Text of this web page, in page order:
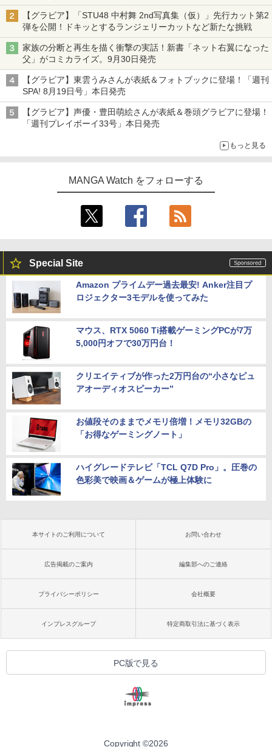
【グラビア】「STU48 中村舞 2nd写真集（仮）」先行カット第2
弾を公開！ドキッとするランジェリーカットなど新たな挑戦
家族の分断と再生を描く衝撃の実話！新書「ネット右翼になった
父」がコミカライズ。9月30日発売
【グラビア】東雲うみさんが表紙＆フォトブックに登場！「週刊
SPA! 8月19日号」本日発売
【グラビア】声優・豊田萌絵さんが表紙＆巻頭グラビアに登場！
「週刊プレイボーイ33号」本日発売
もっと見る
MANGA Watch をフォローする
Special Site
Amazon プライムデー過去最安! Anker注目プ
ロジェクター3モデルを使ってみた
マウス、RTX 5060 Ti搭載ゲーミングPCが7万
5,000円オフで30万円台！
クリエイティブが作った2万円台の“小さなピュ
アオーディオスピーカー”
お値段そのままでメモリ倍増！メモリ32GBの
「お得なゲーミングノート」
ハイグレードテレビ「TCL Q7D Pro」。圧巻の
色彩美で映画＆ゲームが極上体験に
本サイトのご利用について お問い合わせ
広告掲載のご案内 編集部へのご連絡
プライバシーポリシー 会社概要
インプレスグループ 特定商取引法に基づく表示
PC版で見る
Copyright ©2026